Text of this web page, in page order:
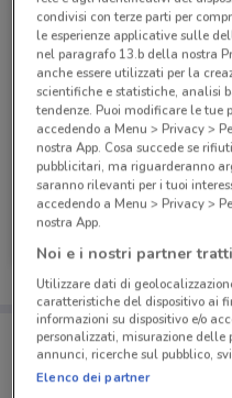
PosteMobile
Scade il 05/09 9.4 km
Porta
Puoi trovare le
salvarle e creare
dal tuo cellulare.
condivisi con terze parti per
le esperienze applicative sulle
nel paragrafo 13.b della nostra
anche essere utilizzati per la
scientifiche e statistiche, analisi
tendenze. Puoi modificare le tue
accedendo a Menu > Privacy >
nostra App. Cosa succede se
pubblicitari, ma riguarderanno
saranno rilevanti per i tuoi
accedendo a Menu > Privacy >
nostra App.
Noi e i nostri partner
Utilizzare dati di
caratteristiche del dispositivo ai
informazioni su dispositivo e/o
personalizzati, misurazione
annunci, ricerche sul pubblico,
Elenco dei partner